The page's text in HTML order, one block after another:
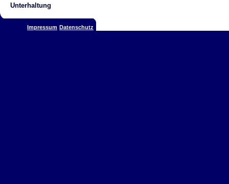
Unterhaltung
Impressum Datenschutz